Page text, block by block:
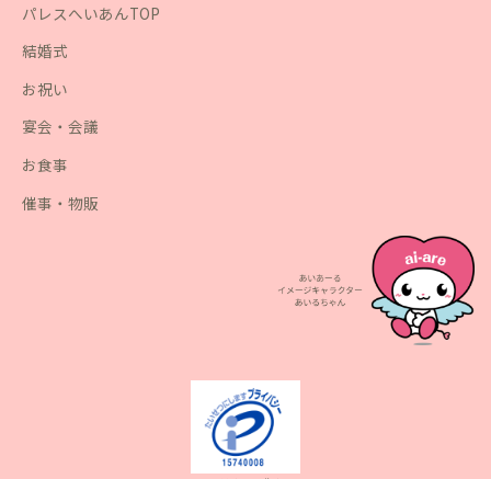
パレスへいあんTOP
結婚式
お祝い
宴会・会議
お食事
催事・物販